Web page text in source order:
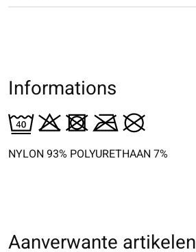
Informations
NYLON 93% POLYURETHAAN 7%
Aanverwante artikelen